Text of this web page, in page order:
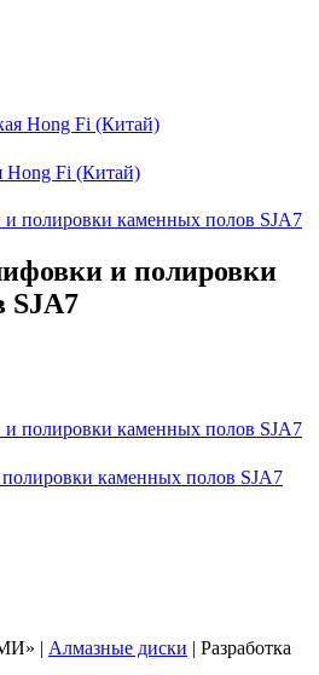
Hong Fi (Китай)
и полировки
SJA7
каменных полов SJA7
| Алмазные диски | Разработка